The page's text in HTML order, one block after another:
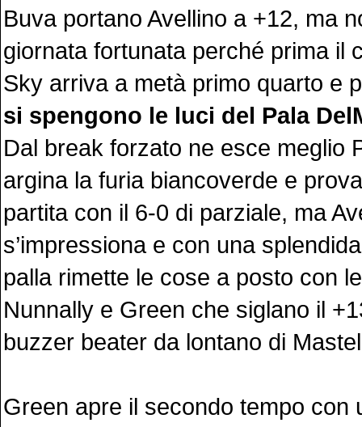
Buva portano Avellino a +12, ma
giornata fortunata perché prima il
Sky arriva a metà primo quarto e
si spengono le luci del Pala
Dal break forzato ne esce meglio
argina la furia biancoverde e
partita con il 6-0 di parziale, ma
s’impressiona e con una
palla rimette le cose a posto con
Nunnally e Green che siglano il
buzzer beater da lontano di
Green apre il secondo tempo con